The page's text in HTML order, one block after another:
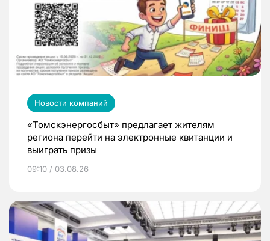
Новости компаний
«Томскэнергосбыт» предлагает жителям
региона перейти на электронные квитанции и
выиграть призы
09:10 / 03.08.26